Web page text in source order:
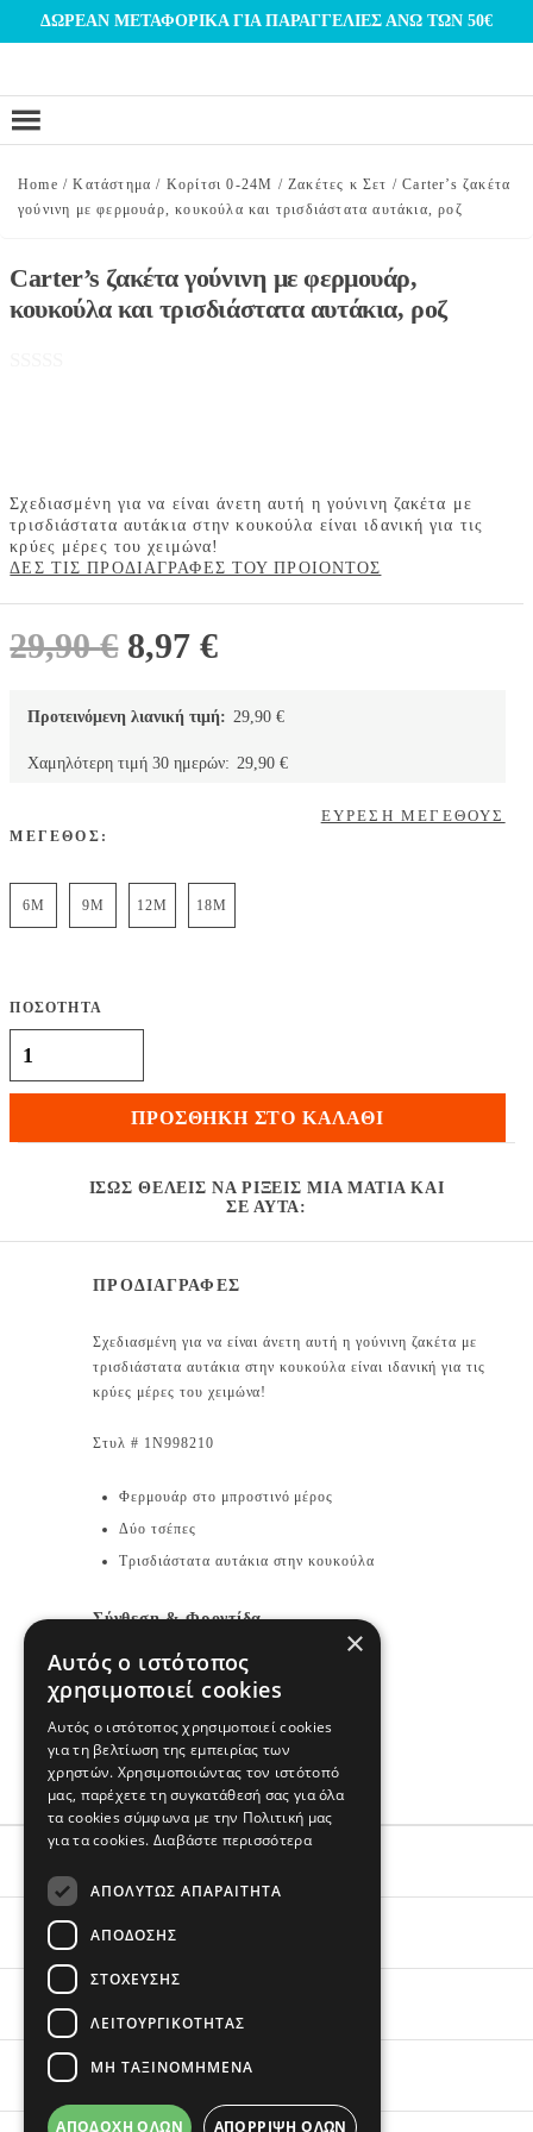
Μετάβαση
περιεχόμενο
ΔΩΡΕΑΝ ΜΕΤΑΦΟΡΙΚΑ ΓΙΑ ΠΑΡΑΓΓΕΛΙΕΣ ΑΝΩ ΤΩΝ 50€
Home /Κατάστημα / Κορίτσι 0-24Μ /Ζακέτες κ Σετ /Carter’s ζακέτα
γούνινη με φερμουάρ, κουκούλα και τρισδιάστατα αυτάκια, ροζ
Carter’s ζακέτα γούνινη με φερμουάρ,
κουκούλα και τρισδιάστατα αυτάκια, ροζ
Σχεδιασμένη για να είναι άνετη αυτή η γούνινη ζακέτα με
τρισδιάστατα αυτάκια στην κουκούλα είναι ιδανική για τις
κρύες μέρες του χειμώνα!
ΔΕΣ ΤΙΣ ΠΡΟΔΙΑΓΡΑΦΕΣ ΤΟΥ ΠΡΟΙΟΝΤΟΣ
29,90€ Original
was:
29,90 €.
8,97€Η
τιμή
είναι:
Προτεινόμενη λιανική τιμή: 29,90€
Χαμηλότερη τιμή 30 ημερών: 29,90€
ΜΕΓΕΘΟΣ:
ΕΥΡΕΣΗ ΜΕΓΕΘΟΥΣ
6M 9M 12M 18M
ΠΟΣΟΤΗΤΑ
Carter's ζακέτα γούνινη με φερμουάρ, κουκούλα και τρισδιάστατα
αυτάκια, ροζ ποσότητα
ΠΡΟΣΘΉΚΗ ΣΤΟ ΚΑΛΆΘΙ
ΊΣΩΣ ΘΈΛΕΙΣ ΝΑ ΡΊΞΕΙΣ ΜΙΑ ΜΑΤΙΆ ΚΑΙ
ΣΕ ΑΥΤΆ:
ΠΡΟΔΙΑΓΡΑΦΕΣ
Σχεδιασμένη για να είναι άνετη αυτή η γούνινη ζακέτα με
τρισδιάστατα αυτάκια στην κουκούλα είναι ιδανική για τις
κρύες μέρες του χειμώνα!
Στυλ # 1N998210
Φερμουάρ στο μπροστινό μέρος
Δύο τσέπες
Τρισδιάστατα αυτάκια στην κουκούλα
Σύνθεση & Φροντίδα
100% Πολυεστέρας σέπρα
Φόδρα κουκούλας:100% Βαμβάκι ριπ
Εισαγωγής
Πλένεται στο πλυντήριο
ΟΙ ΑΓΟΡΕΣ ΣΟΥ
BRANDS
×
Αυτός ο ιστότοπος
χρησιμοποιεί cookies
Αυτός ο ιστότοπος χρησιμοποιεί cookies
για τη βελτίωση της εμπειρίας των
χρηστών. Χρησιμοποιώντας τον ιστότοπό
μας, παρέχετε τη συγκατάθεσή σας για όλα
τα cookies σύμφωνα με την Πολιτική μας
για τα cookies. Διαβάστε περισσότερα
ΑΠΟΛΎΤΩΣ ΑΠΑΡΑΊΤΗΤΑ
ΑΠΌΔΟΣΗΣ
ΣΤΌΧΕΥΣΗΣ
ΛΕΙΤΟΥΡΓΙΚΌΤΗΤΑΣ
ΜΗ ΤΑΞΙΝΟΜΗΜΈΝΑ
ΑΠΟΔΟΧΉ ΌΛΩΝ ΑΠΌΡΡΙΨΗ ΌΛΩΝ